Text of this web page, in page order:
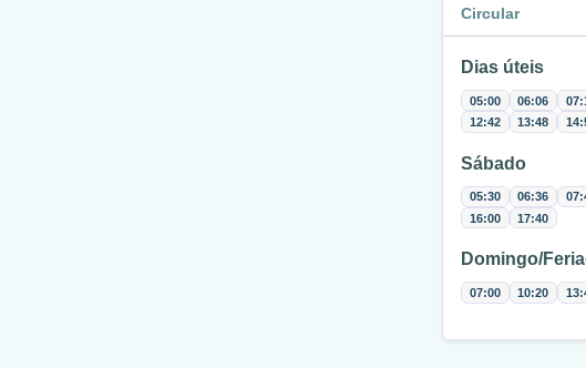
Circular
Dias úteis
05:00 06:06
12:42
13:48
Sábado
05:30 06:36
16:00
17:40
Domingo/
07:00 10:20